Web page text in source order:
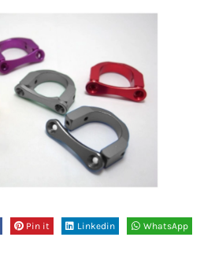
Pin it Linkedin WhatsApp